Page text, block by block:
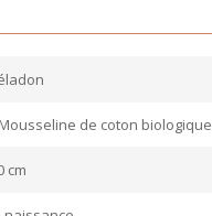
de coton biologique
cm